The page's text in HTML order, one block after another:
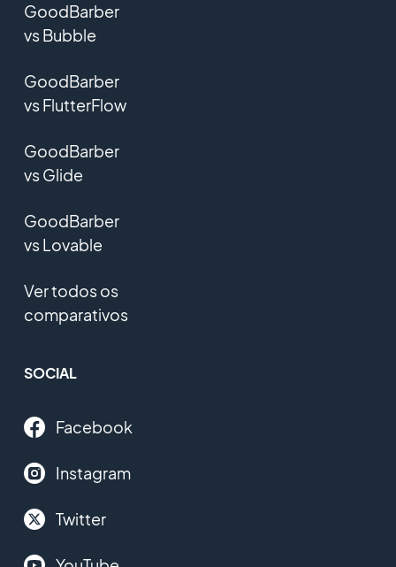
GoodBarber
vs Bubble
GoodBarber
vs FlutterFlow
GoodBarber
vs Glide
GoodBarber
vs Lovable
Ver todos os
comparativos
SOCIAL
Facebook
Instagram
Twitter